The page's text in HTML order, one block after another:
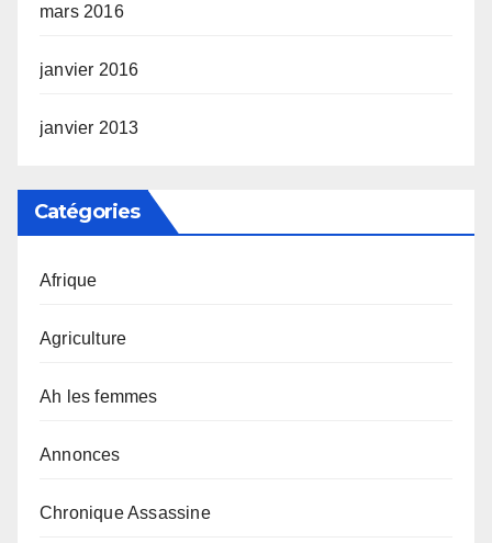
mars 2016
janvier 2016
janvier 2013
Catégories
Afrique
Agriculture
Ah les femmes
Annonces
Chronique Assassine